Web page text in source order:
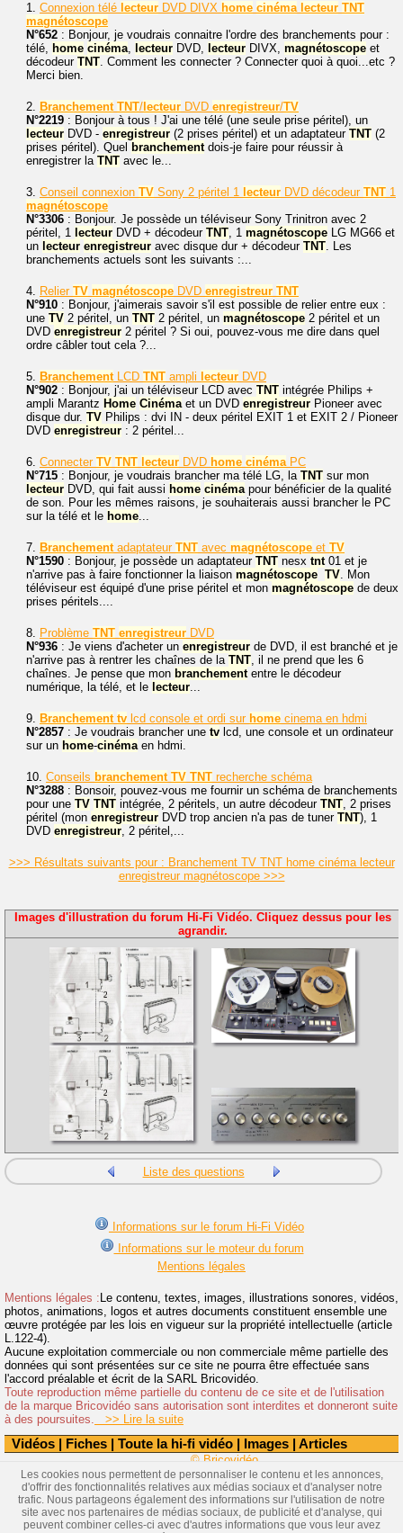
Vidéos Fiches Toute la hi-fi vidéo Images Articles
1. Connexion télé lecteur DVD DIVX home cinéma lecteur TNT
magnétoscope
N°652 : Bonjour, je voudrais connaitre l'ordre des branchements pour :
télé, home cinéma, lecteur DVD, lecteur DIVX, magnétoscope et
décodeur TNT. Comment les connecter ? Connecter quoi à quoi...etc ?
Merci bien.
2. Branchement TNT/ lecteur DVD enregistreur/TV
N°2219 : Bonjour à tous ! J'ai une télé (une seule prise péritel), un
lecteur DVD - enregistreur (2 prises péritel) et un adaptateur TNT (2
prises péritel). Quel branchementdois-je faire pour réussir à
enregistrer la TNT avec le...
3. Conseil connexion TV Sony 2 péritel 1 lecteur DVD décodeur TNT 1
magnétoscope
N°3306 : Bonjour. Je possède un téléviseur Sony Trinitron avec 2
péritel, 1 lecteur DVD + décodeur TNT, 1 magnétoscope LG MG66 et
un lecteur enregistreur avec disque dur + décodeur TNT. Les
branchements actuels sont les suivants :...
4. Relier TV magnétoscope DVD enregistreur TNT
N°910 : Bonjour, j'aimerais savoir s'il est possible de relier entre eux :
une TV 2 péritel, un TNT 2 péritel, un magnétoscope 2 péritel et un
DVD enregistreur 2 péritel ? Si oui, pouvez-vous me dire dans quel
ordre câbler tout cela ?...
5. BranchementLCD TNT ampli lecteur DVD
N°902 : Bonjour, j'ai un téléviseur LCD avec TNT intégrée Philips +
ampli Marantz Home Cinémaet un DVD enregistreur Pioneer avec
disque dur. TV Philips : dvi IN - deux péritel EXIT 1 et EXIT 2 / Pioneer
DVD enregistreur : 2 péritel...
6. Connecter TV TNT lecteur DVD home cinémaPC
N°715 : Bonjour, je voudrais brancher ma télé LG, la TNT sur mon
lecteur DVD, qui fait aussi home cinémapour bénéficier de la qualité
de son. Pour les mêmes raisons, je souhaiterais aussi brancher le PC
sur la télé et le home...
7. Branchementadaptateur TNT avec magnétoscope et TV
N°1590 : Bonjour, je possède un adaptateur TNT nesx tnt01 et je
n'arrive pas à faire fonctionner la liaison magnétoscope TV. Mon
téléviseur est équipé d'une prise péritel et mon magnétoscope de deux
prises péritels....
8. Problème TNT enregistreur DVD
N°936 : Je viens d'acheter un enregistreur de DVD, il est branché et je
n'arrive pas à rentrer les chaînes de la TNT, il ne prend que les 6
chaînes. Je pense que mon branchemententre le décodeur
numérique, la télé, et le lecteur...
9. Branchement tv lcd console et ordi sur home cinema en hdmi
N°2857 : Je voudrais brancher une tv lcd, une console et un ordinateur
sur un home-cinémaen hdmi.
10. Conseils branchement TV TNT recherche schéma
N°3288 : Bonsoir, pouvez-vous me fournir un schéma de branchements
pour une TV TNT intégrée, 2 péritels, un autre décodeur TNT, 2 prises
péritel (mon enregistreur DVD trop ancien n'a pas de tuner TNT), 1
DVD enregistreur, 2 péritel,...
>>> Résultats suivants pour : Branchement TV TNT home cinéma lecteur
enregistreur magnétoscope >>>
Images d'illustration du forum Hi-Fi Vidéo. Cliquez dessus pour les
agrandir.
Liste des questions
Informations sur le forum Hi-Fi Vidéo
Informations sur le moteur du forum
Mentions légales
Mentions légales : Le contenu, textes, images, illustrations sonores, vidéos,
photos, animations, logos et autres documents constituent ensemble une
œuvre protégée par les lois en vigueur sur la propriété intellectuelle (article
L.122-4).
Aucune exploitation commerciale ou non commerciale même partielle des
données qui sont présentées sur ce site ne pourra être effectuée sans
l'accord préalable et écrit de la SARL Bricovidéo.
Toute reproduction même partielle du contenu de ce site et de l'utilisation
de la marque Bricovidéo sans autorisation sont interdites et donneront suite
à des poursuites. >> Lire la suite
© Bricovidéo
Les cookies nous permettent de personnaliser le contenu et les annonces,
d'offrir des fonctionnalités relatives aux médias sociaux et d'analyser notre
trafic. Nous partageons également des informations sur l'utilisation de notre
site avec nos partenaires de médias sociaux, de publicité et d'analyse, qui
peuvent combiner celles-ci avec d'autres informations que vous leur avez